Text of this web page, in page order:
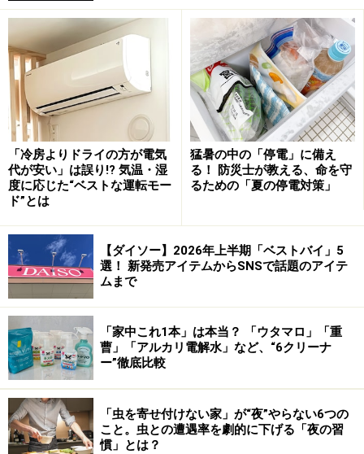
インターネットに電力会社の比較サイトも複数あります
ので、一度、自分の家の支出にあわせて検討してみると
2：「通信費」の見直し
通信費も、水道光熱費と同じく無意識で使ってしまう固
定費です。こちらも毎月いくら使っているのか把握し、
契約を見直しましょう。
「冷房よりドライの方が電気
代が安い」は誤り!? 気温・湿
度に応じた“ベストな運転モー
ド”とは
猛暑の中の「停電」に備え
る！ 防災士が教える、命を守
るための「夏の停電対策」
【ダイソー】2026年上半期「ベストバイ」5
選！ 新発売アイテムからSNSで話題のアイテ
ムまで
「家中これ1本」は本当？ 「ウタマロ」「重
曹」「アルカリ電解水」など、“6クリーナ
ー”徹底比較
「虫を寄せ付けない家」が“夜”やらない6つの
こと。虫との遭遇率を劇的に下げる「夜の習
慣」とは？